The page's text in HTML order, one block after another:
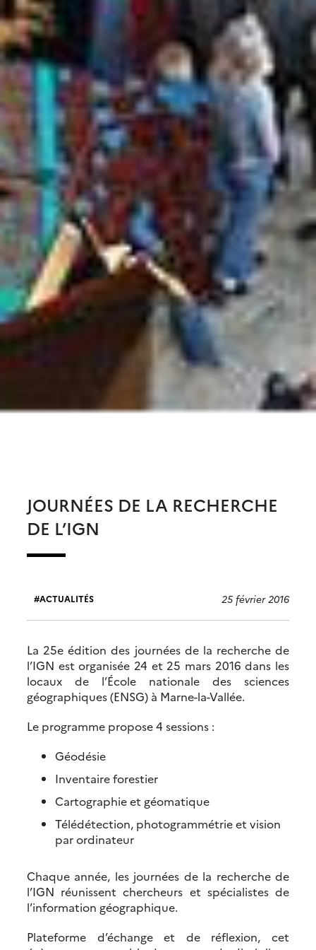
JOURNÉES DE LA RECHERCHE
DE L’IGN
ACTUALITÉS 25 février 2016
La 25e édition des journées de la recherche de
l’IGN est organisée 24 et 25 mars 2016 dans les
locaux de l’École nationale des sciences
géographiques (ENSG) à Marne-la-Vallée.
Le programme propose 4 sessions :
Géodésie
Inventaire forestier
Cartographie et géomatique
Télédétection, photogrammétrie et vision
par ordinateur
Chaque année, les journées de la recherche de
l’IGN réunissent chercheurs et spécialistes de
l’information géographique.
Plateforme d’échange et de réflexion, cet